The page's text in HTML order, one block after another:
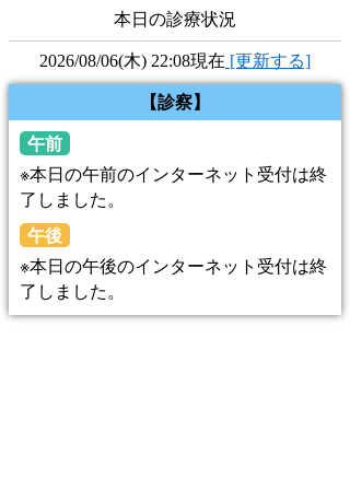
本日の診療状況
2026/08/06(木) 22:08現在 [更新する]
【診察】
午前
※本日の午前のインターネット受付は終
了しました。
午後
※本日の午後のインターネット受付は終
了しました。